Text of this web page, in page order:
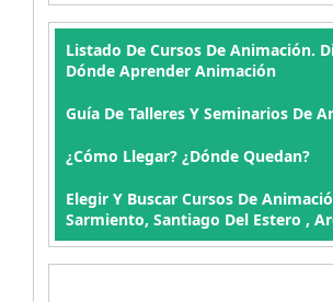
Listado De Cursos De Animación.
Dónde Aprender Animación
Guía De Talleres Y Seminarios De
¿Cómo Llegar? ¿Dónde Quedan?
Elegir Y Buscar Cursos De
Sarmiento, Santiago Del Estero ,